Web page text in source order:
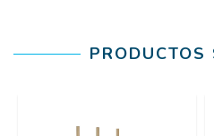
PRODUCTOS